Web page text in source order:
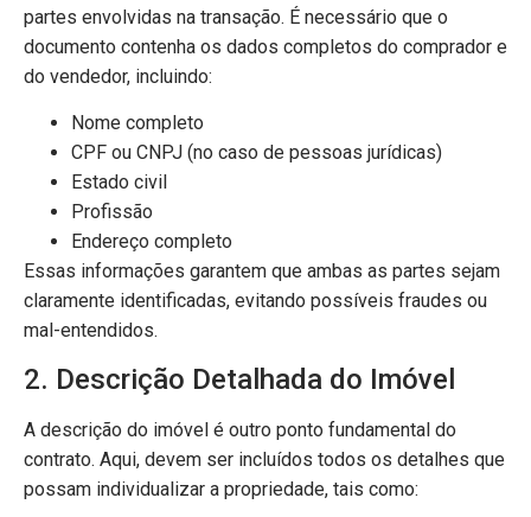
partes envolvidas na transação. É necessário que o
documento contenha os dados completos do comprador e
do vendedor, incluindo:
Nome completo
CPF ou CNPJ (no caso de pessoas jurídicas)
Estado civil
Profissão
Endereço completo
Essas informações garantem que ambas as partes sejam
claramente identificadas, evitando possíveis fraudes ou
mal-entendidos.
2. Descrição Detalhada do Imóvel
A descrição do imóvel é outro ponto fundamental do
contrato. Aqui, devem ser incluídos todos os detalhes que
possam individualizar a propriedade, tais como: